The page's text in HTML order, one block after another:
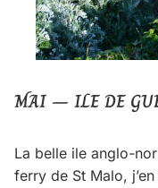
MAI – ILE DE
La belle ile anglo-
ferry de St Malo,